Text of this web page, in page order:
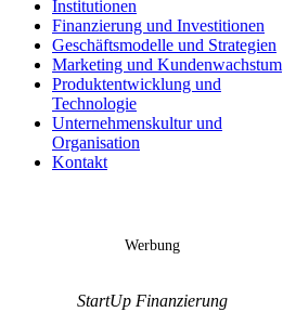
Institutionen
Finanzierung und Investitionen
Geschäftsmodelle und Strategien
Marketing und Kundenwachstum
Produktentwicklung und
Technologie
Unternehmenskultur und
Organisation
Kontakt
Werbung
StartUp Finanzierung